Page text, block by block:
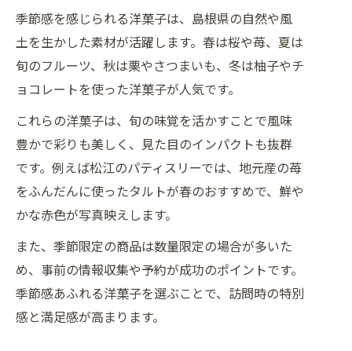
季節感を感じられる洋菓子は、島根県の自然や風
土を生かした素材が活躍します。春は桜や苺、夏は
旬のフルーツ、秋は栗やさつまいも、冬は柚子やチ
ョコレートを使った洋菓子が人気です。
これらの洋菓子は、旬の味覚を活かすことで風味
豊かで彩りも美しく、見た目のインパクトも抜群
です。例えば松江のパティスリーでは、地元産の苺
をふんだんに使ったタルトが春のおすすめで、鮮や
かな赤色が写真映えします。
また、季節限定の商品は数量限定の場合が多いた
め、事前の情報収集や予約が成功のポイントです。
季節感あふれる洋菓子を選ぶことで、訪問時の特別
感と満足感が高まります。